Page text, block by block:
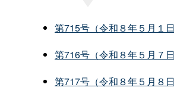
第715号（令和８年５月１
第716号（令和８年５月７
第717号（令和８年５月８